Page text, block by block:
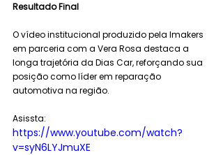
Resultado Final
O vídeo institucional produzido pela Imakers
em parceria com a Vera Rosa destaca a
longa trajetória da Dias Car, reforçando sua
posição como líder em reparação
automotiva na região.
Asissta:
https://www.youtube.com/watch?
v=syN6LYJmuXE